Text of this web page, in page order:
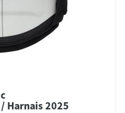
Harnais 2025